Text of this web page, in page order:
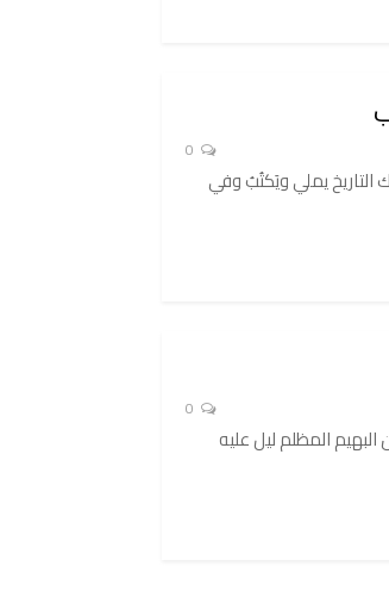
يملي ويَكتُبُ وفي
المظلم ليل عليه